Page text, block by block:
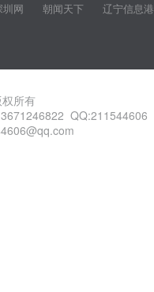
圳网 朝闻天下 辽宁信息港
所有
QQ:211544606